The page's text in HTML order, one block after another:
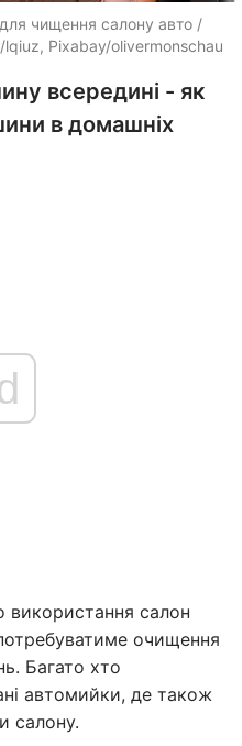
чищення салону авто /
Pixabay/olivermonschau
всередині - як
в домашніх
використання салон
очищення
Багато хто
автомийки, де також
салону.